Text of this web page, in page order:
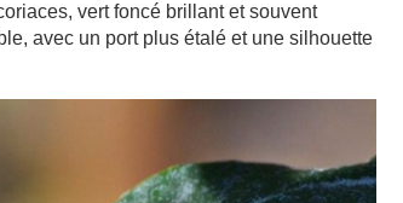
vert foncé brillant et souvent
avec un port plus étalé et une silhouette